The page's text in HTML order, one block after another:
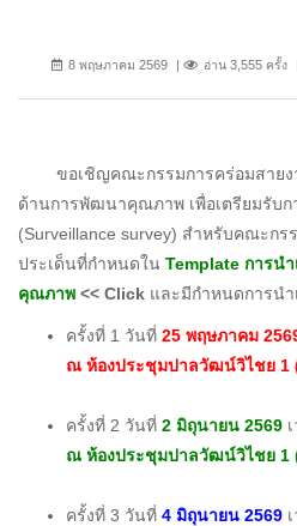
8 พฤษภาคม 2569 อ่าน 3,555 ครั้ง
ขอเชิญคณะกรรมการคร่อมสายงา
ด้านการพัฒนาคุณภาพ เพื่อเตรียมรับกา
(Surveillance survey) สำหรับคณะกร
ประเด็นที่กำหนดใน Template การน
คุณภาพ << Click และมีกำหนดการนำ
ครั้งที่ 1 วันที่ 25 พฤษภาคม
ณ ห้องประชุมปาลวัฒน์วิไชย 1
ครั้งที่ 2 วันที่ 2 มิถุนายน 2569
ณ ห้องประชุมปาลวัฒน์วิไชย 1
ครั้งที่ 3 วันที่ 4 มิถุนายน 2569